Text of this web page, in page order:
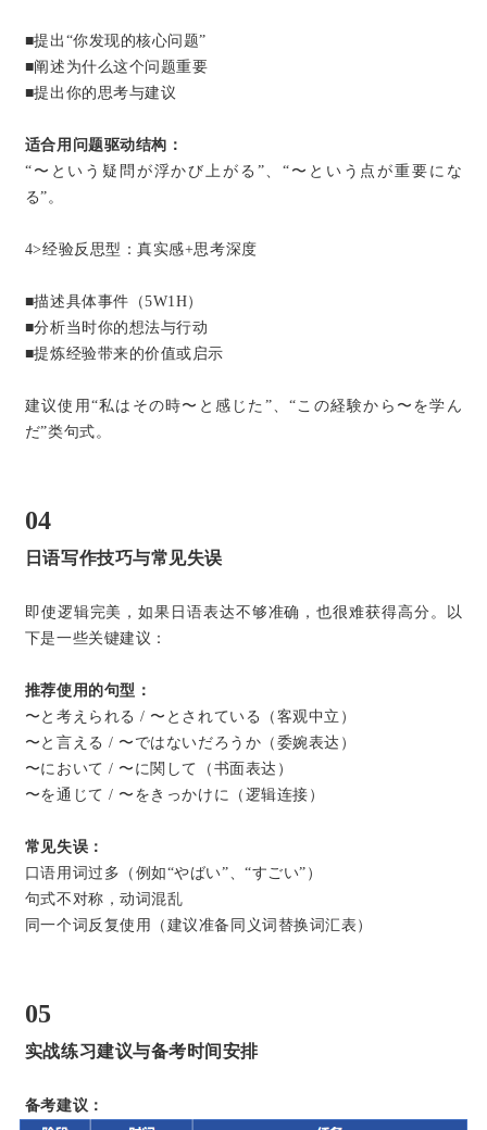
■提出“你发现的核心问题”
■阐述为什么这个问题重要
■提出你的思考与建议
适合用问题驱动结构：
“〜という疑問が浮かび上がる”、“〜という点が重要にな
る”。
4>经验反思型：真实感+思考深度
■描述具体事件（5W1H）
■分析当时你的想法与行动
■提炼经验带来的价值或启示
建议使用“私はその時〜と感じた”、“この経験から〜を学ん
だ”类句式。
04
日语写作技巧与常见失误
即使逻辑完美，如果日语表达不够准确，也很难获得高分。以
下是一些关键建议：
推荐使用的句型：
〜と考えられる / 〜とされている（客观中立）
〜と言える / 〜ではないだろうか（委婉表达）
〜において / 〜に関して（书面表达）
〜を通じて / 〜をきっかけに（逻辑连接）
常见失误：
口语用词过多（例如“やばい”、“すごい”）
句式不对称，动词混乱
同一个词反复使用（建议准备同义词替换词汇表）
05
实战练习建议与备考时间安排
备考建议：